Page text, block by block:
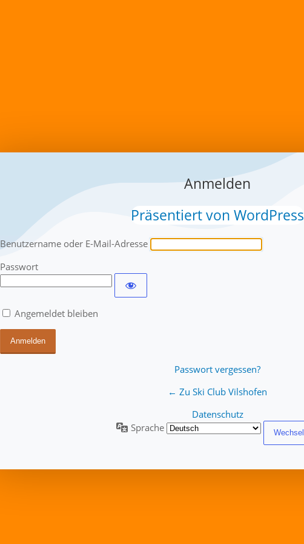
Anmelden
Präsentiert von WordPress
Benutzername oder E-Mail-Adresse
Passwort
Angemeldet bleiben
Passwort vergessen?
← Zu Ski Club Vilshofen
Datenschutz
Sprache